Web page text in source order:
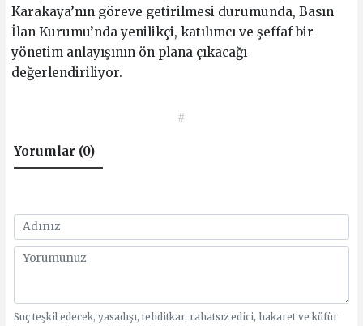
Karakaya’nın göreve getirilmesi durumunda, Basın
İlan Kurumu’nda yenilikçi, katılımcı ve şeffaf bir
yönetim anlayışının ön plana çıkacağı
değerlendiriliyor.
#
Yorumlar (0)
Suç teşkil edecek, yasadışı, tehditkar, rahatsız edici, hakaret ve küfür